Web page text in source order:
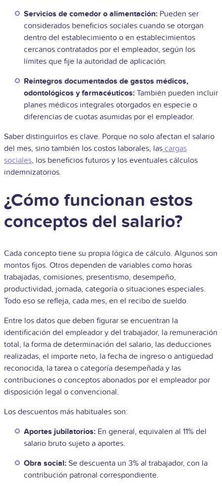
Servicios de comedor o alimentación: Pueden ser
considerados beneficios sociales cuando se otorgan
dentro del establecimiento o en establecimientos
cercanos contratados por el empleador, según los
límites que fije la autoridad de aplicación.
Reintegros documentados de gastos médicos,
odontológicos y farmacéuticos: También pueden incluir
planes médicos integrales otorgados en especie o
diferencias de cuotas asumidas por el empleador.
Saber distinguirlos es clave. Porque no solo afectan el salario
del mes, sino también los costos laborales, las cargas
sociales, los beneficios futuros y los eventuales cálculos
indemnizatorios.
¿Cómo funcionan estos
conceptos del salario?
Cada concepto tiene su propia lógica de cálculo. Algunos son
montos fijos. Otros dependen de variables como horas
trabajadas, comisiones, presentismo, desempeño,
productividad, jornada, categoría o situaciones especiales.
Todo eso se refleja, cada mes, en el recibo de sueldo.
Entre los datos que deben figurar se encuentran la
identificación del empleador y del trabajador, la remuneración
total, la forma de determinación del salario, las deducciones
realizadas, el importe neto, la fecha de ingreso o antigüedad
reconocida, la tarea o categoría desempeñada y las
contribuciones o conceptos abonados por el empleador por
disposición legal o convencional.
Los descuentos más habituales son:
Aportes jubilatorios: En general, equivalen al 11% del
salario bruto sujeto a aportes.
Obra social: Se descuenta un 3% al trabajador, con la
contribución patronal correspondiente.